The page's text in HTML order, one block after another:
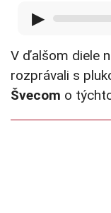
▶
V ďalšom diele
rozprávali s
Švecom o